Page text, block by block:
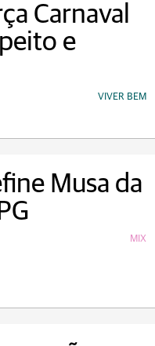
Carnaval
e
VIVER BEM
Musa da
MIX